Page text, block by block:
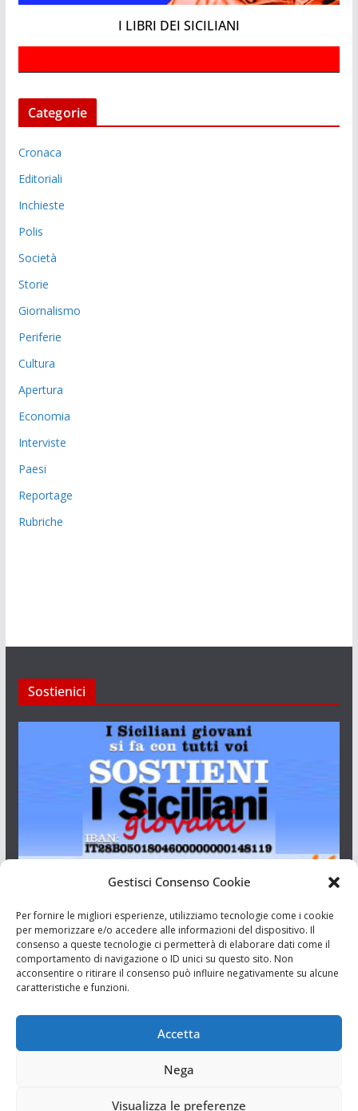
Gestisci Consenso Cookie
Per fornire le migliori esperienze, utilizziamo tecnologie come i cookie
per memorizzare e/o accedere alle informazioni del dispositivo. Il
consenso a queste tecnologie ci permetterà di elaborare dati come il
comportamento di navigazione o ID unici su questo sito. Non
acconsentire o ritirare il consenso può influire negativamente su alcune
caratteristiche e funzioni.
Accetta
Nega
Visualizza le preferenze
I LIBRI DEI SICILIANI
Categorie
Cronaca
Editoriali
Inchieste
Polis
Società
Storie
Giornalismo
Periferie
Cultura
Apertura
Economia
Interviste
Paesi
Reportage
Rubriche
Sostienici
Aut. del tribunale di Catania n.23/2011 del 20/09/2011 Dir.
Resp. Riccardo Orioles.
Associazione Culturale I Siciliani Giovani
via Randazzo 27 Catania